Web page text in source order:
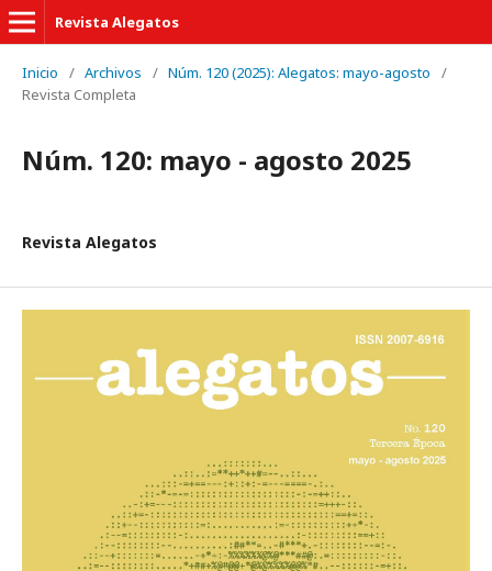
Revista Alegatos
Inicio / Archivos / Núm. 120 (2025): Alegatos: mayo-agosto
/
Revista Completa
Núm. 120: mayo - agosto 2025
Revista Alegatos